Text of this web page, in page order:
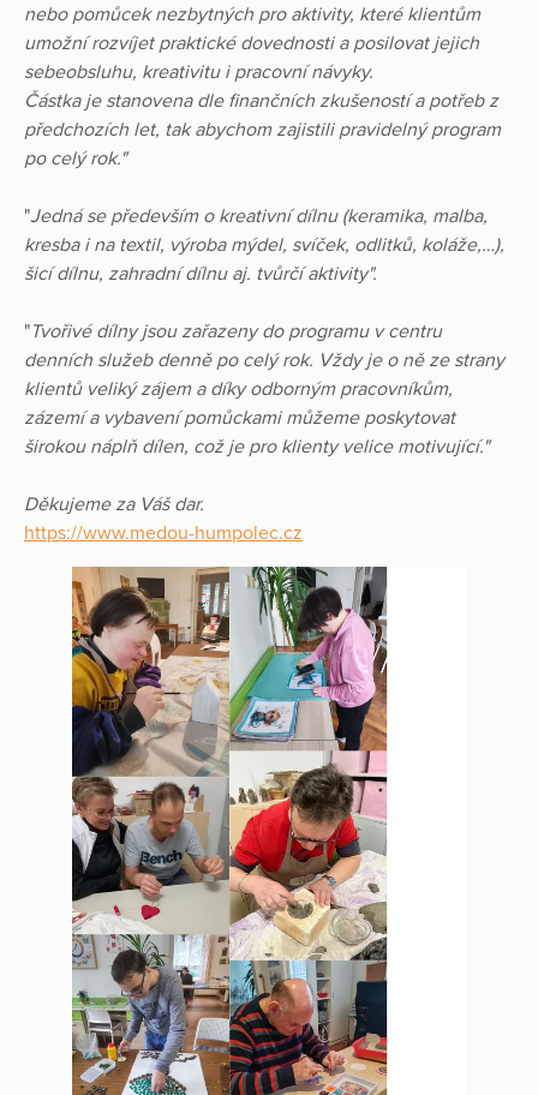
nebo pomůcek nezbytných pro aktivity, které klientům
umožní rozvíjet praktické dovednosti a posilovat jejich
sebeobsluhu, kreativitu i pracovní návyky.
Částka je stanovena dle finančních zkušeností a potřeb z
předchozích let, tak abychom zajistili pravidelný program
po celý rok."
"Jedná se především o kreativní dílnu (keramika, malba,
kresba i na textil, výroba mýdel, svíček, odlitků, koláže,…),
šicí dílnu, zahradní dílnu aj. tvůrčí aktivity".
"Tvořivé dílny jsou zařazeny do programu v centru
denních služeb denně po celý rok. Vždy je o ně ze strany
klientů veliký zájem a díky odborným pracovníkům,
zázemí a vybavení pomůckami můžeme poskytovat
širokou náplň dílen, což je pro klienty velice motivující."
Děkujeme za Váš dar.
https://www.medou-humpolec.cz